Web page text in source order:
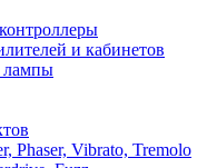
и кабинетов
лампы
Phaser, Vibrato, Tremolo